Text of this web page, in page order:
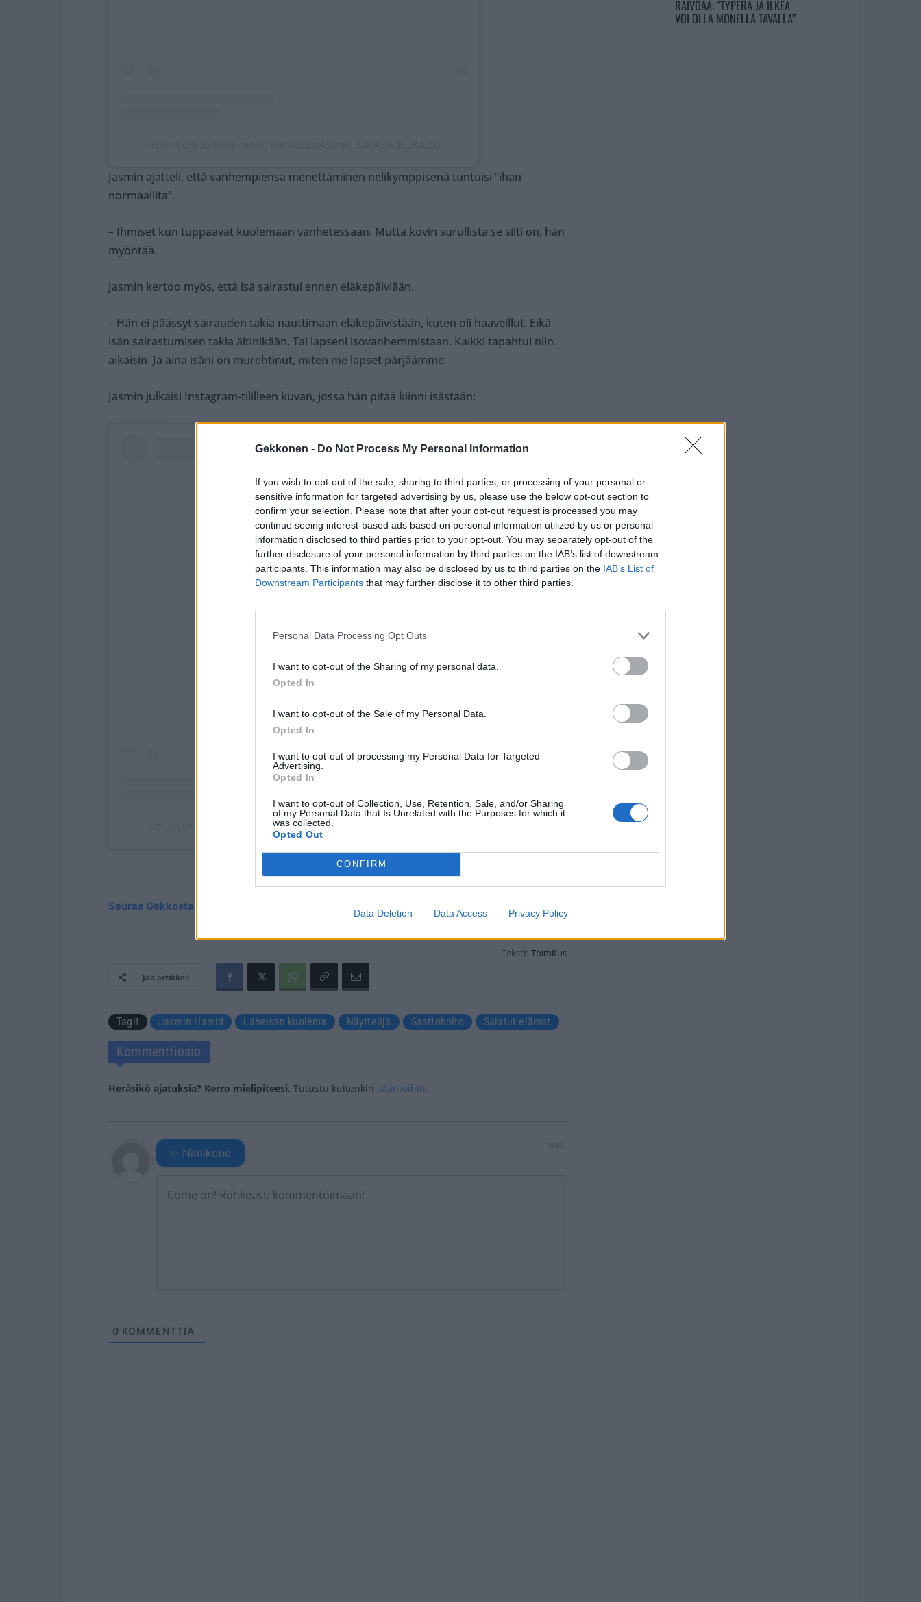
Gekkonen - Do Not Process My Personal Information
If you wish to opt-out of the sale, sharing to third parties, or processing of your personal or
sensitive information for targeted advertising by us, please use the below opt-out section to
confirm your selection. Please note that after your opt-out request is processed you may
continue seeing interest-based ads based on personal information utilized by us or personal
information disclosed to third parties prior to your opt-out. You may separately opt-out of the
further disclosure of your personal information by third parties on the IAB’s list of downstream
participants. This information may also be disclosed by us to third parties on the IAB’s List of
Downstream Participants that may further disclose it to other third parties.
Personal Data Processing Opt Outs
I want to opt-out of the Sharing of my personal data.
Opted In
I want to opt-out of the Sale of my Personal Data.
Opted In
I want to opt-out of processing my Personal Data for Targeted
Advertising.
Opted In
I want to opt-out of Collection, Use, Retention, Sale, and/or Sharing
of my Personal Data that Is Unrelated with the Purposes for which it
was collected.
Opted Out
CONFIRM
Data Deletion Data Access Privacy Policy
Jasmin ajatteli, että vanhempiensa menettäminen nelikymppisenä tuntuisi ”ihan
normaalilta”.
– Ihmiset kun tuppaavat kuolemaan vanhetessaan. Mutta kovin surullista se silti on, hän
myöntää.
Jasmin kertoo myös, että isä sairastui ennen eläkepäiviään.
– Hän ei päässyt sairauden takia nauttimaan eläkepäivistään, kuten oli haaveillut. Eikä
isän sairastumisen takia äitinikään. Tai lapseni isovanhemmistaan. Kaikki tapahtui niin
aikaisin. Ja aina isäni on murehtinut, miten me lapset pärjäämme.
Jasmin julkaisi Instagram-tililleen kuvan, jossa hän pitää kiinni isästään:
HENKILÖN JASMIN HAMID (@HAMIDJASMIN) JAKAMA JULKAISU
Seuraa Gekkosta Instagramissa
Teksti: Toimitus
Jaa artikkeli
Tagit Jasmin Hamid Läheisen kuolema Näyttelijä Saattohoito Salatut elämät
Kommenttiosio
Heräsikö ajatuksia? Kerro mielipiteesi. Tutustu kuitenkin sääntöihin.
5000
✨ Nimikone
0 KOMMENTTIA
RAIVOAA: ”TYPERÄ JA ILKEÄ
VOI OLLA MONELLA TAVALLA”